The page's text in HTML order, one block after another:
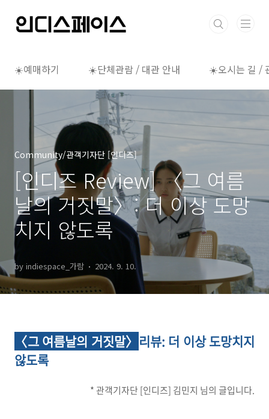
☀️예매하기 ☀️단체관람 / 대관 안내 ☀️오시는 길 /
Community/관객기자단 [인디즈]
[인디즈 Review] 〈그 여름
날의 거짓말〉: 더 이상 도망
치지 않도록
by indiespace_가람 2024. 9. 10.
〈그 여름날의 거짓말〉 리뷰: 더 이상 도망치지
않도록
* 관객기자단 [인디즈] 김민지 님의 글입니다.